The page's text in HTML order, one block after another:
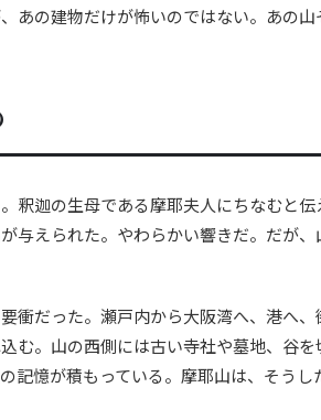
あの建物だけが怖いのではない。あの山
釈迦の生母である摩耶夫人にちなむと伝
与えられた。やわらかい響きだ。だが、
衝だった。瀬戸内から大阪湾へ、港へ
む。山の西側には古い寺社や墓地、谷を
記憶が積もっている。摩耶山は、そうし